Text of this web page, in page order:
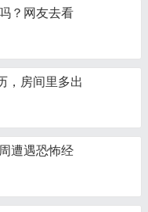
？网友去看
，房间里多出
遭遇恐怖经